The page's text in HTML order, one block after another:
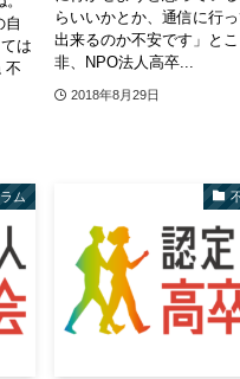
自
は
不
らいいかとか、通信に行
出来るのか不安です」と
非、NPO法人高卒...
2018年8月29日
ム